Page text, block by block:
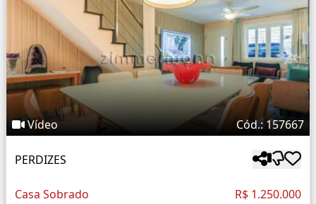
Vídeo Cód.: 157667
PERDIZES
Casa Sobrado R$ 1.250.000